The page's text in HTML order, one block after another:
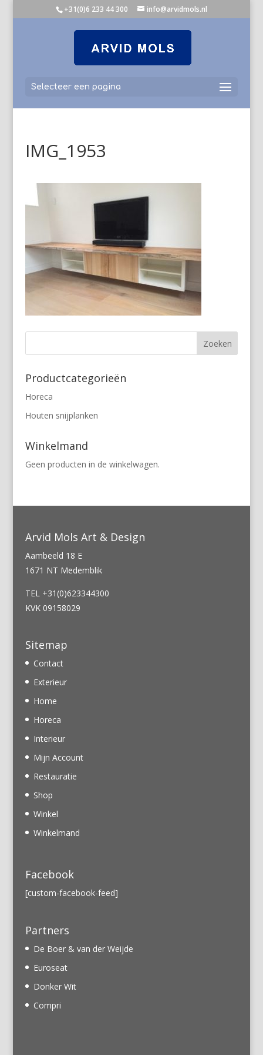
+31(0)6 233 44 300 info@arvidmols.nl
Selecteer een pagina
IMG_1953
Productcategorieën
Horeca
Houten snijplanken
Winkelmand
Geen producten in de winkelwagen.
Arvid Mols Art & Design
Aambeeld 18 E
1671 NT Medemblik
TEL +31(0)623344300
KVK 09158029
Sitemap
Contact
Exterieur
Home
Horeca
Interieur
Mijn Account
Restauratie
Shop
Winkel
Winkelmand
Facebook
[custom-facebook-feed]
Partners
De Boer & van der Weijde
Euroseat
Donker Wit
Compri